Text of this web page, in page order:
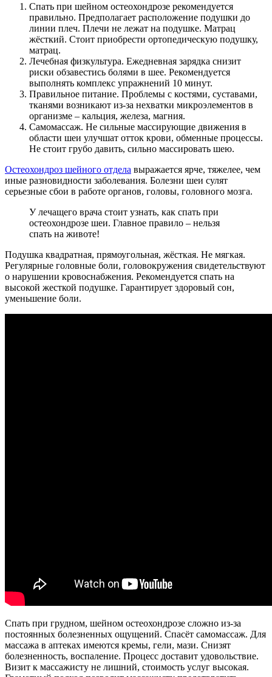
Спать при шейном остеохондрозе рекомендуется
правильно. Предполагает расположение подушки до
линии плеч. Плечи не лежат на подушке. Матрац
жёсткий. Стоит приобрести ортопедическую подушку,
матрац.
Лечебная физкультура. Ежедневная зарядка снизит
риски обзавестись болями в шее. Рекомендуется
выполнять комплекс упражнений 10 минут.
Правильное питание. Проблемы с костями, суставами,
тканями возникают из-за нехватки микроэлементов в
организме – кальция, железа, магния.
Самомассаж. Не сильные массирующие движения в
области шеи улучшат отток крови, обменные процессы.
Не стоит грубо давить, сильно массировать шею.
Остеохондроз шейного отдела выражается ярче, тяжелее, чем
иные разновидности заболевания. Болезни шеи сулят
серьезные сбои в работе органов, головы, головного мозга.
У лечащего врача стоит узнать, как спать при
остеохондрозе шеи. Главное правило – нельзя
спать на животе!
Подушка квадратная, прямоугольная, жёсткая. Не мягкая.
Регулярные головные боли, головокружения свидетельствуют
о нарушении кровоснабжения. Рекомендуется спать на
высокой жесткой подушке. Гарантирует здоровый сон,
уменьшение боли.
Спать при грудном, шейном остеохондрозе сложно из-за
постоянных болезненных ощущений. Спасёт самомассаж. Для
массажа в аптеках имеются кремы, гели, мази. Снизят
болезненность, воспаление. Процесс доставит удовольствие.
Визит к массажисту не лишний, стоимость услуг высокая.